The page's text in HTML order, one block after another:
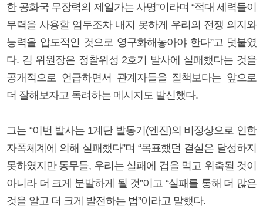
한 공화국 무장력의 제일가는 사명”이라며 “적대 세력들이
무력을 사용할 엄두조차 내지 못하게 우리의 전쟁 의지와
능력을 압도적인 것으로 영구화해놓아야 한다”고 덧붙였
다. 김 위원장은 정찰위성 2호기 발사에 실패했다는 것을
공개적으로 언급하면서 관계자들을 질책보다는 앞으로
더 잘해보자고 독려하는 메시지도 발신했다.
그는 “이번 발사는 1계단 발동기(엔진)의 비정상으로 인한
자폭체계에 의해 실패했다”며 “목표했던 결실은 달성하지
못하였지만 동무들, 우리는 실패에 겁을 먹고 위축될 것이
아니라 더 크게 분발하게 될 것”이고 “실패를 통해 더 많은
것을 알고 더 크게 발전하는 법”이라고 말했다.